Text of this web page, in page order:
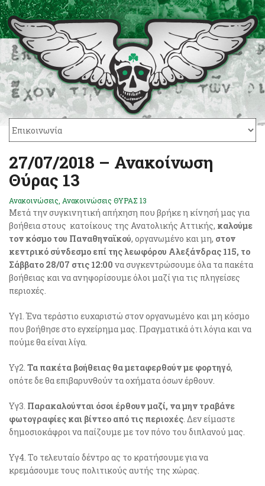
27/07/2018 – Ανακοίνωση
Θύρας 13
Ανακοινώσεις Ανακοινώσεις ΘΥΡΑΣ 13
Μετά την συγκινητική απήχηση που βρήκε η κίνησή μας για
βοήθεια στους κατοίκους της Ανατολικής Αττικής, καλούμε
τον κόσμο του Παναθηναϊκού, οργανωμένο και μη, στον
κεντρικό σύνδεσμο επί τηςλεωφόρου Αλεξάνδρας 115, το
Σάββατο 28/07 στις 12:00 να συγκεντρώσουμε όλα τα πακέτα
βοήθειας και να ανηφορίσουμε όλοι μαζί για τις πληγείσες
περιοχές.
Υγ1. Ένα τεράστιο ευχαριστώ στον οργανωμένο και μη κόσμο
που βοήθησε στο εγχείρημα μας. Πραγματικά ότι λόγια και να
πούμε θα είναι λίγα.
Υγ2. Τα πακέτα βοήθειας θα μεταφερθούν με φορτηγό,
οπότε δε θα επιβαρυνθούν τα οχήματα όσων έρθουν.
Υγ3. Παρακαλούνται όσοι έρθουν μαζί, να μην τραβάνε
φωτογραφίες και βίντεο από τις περιοχές. Δεν είμαστε
δημοσιοκάφροι να παίζουμε με τον πόνο του διπλανού μας.
Υγ4. Το τελευταίο δέντρο ας το κρατήσουμε για να
κρεμάσουμε τους πολιτικούς αυτής της χώρας.